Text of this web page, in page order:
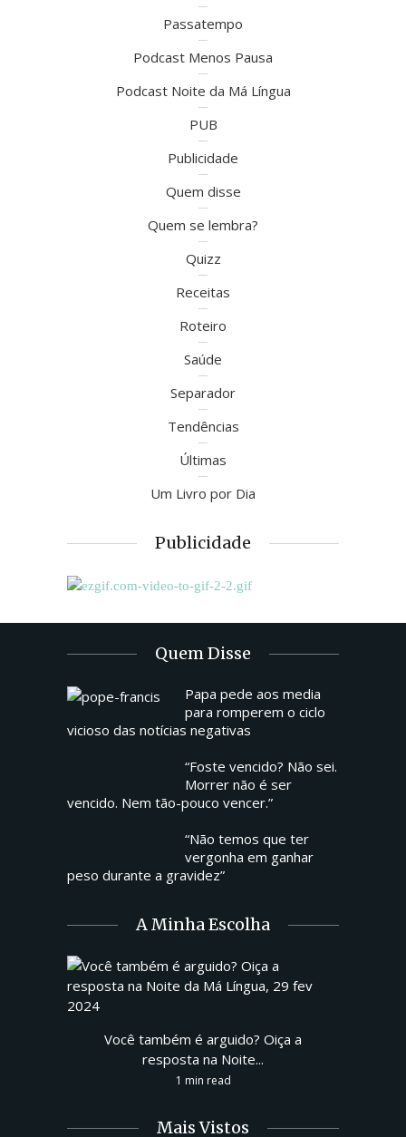
Passatempo
Podcast Menos Pausa
Podcast Noite da Má Língua
PUB
Publicidade
Quem disse
Quem se lembra?
Quizz
Receitas
Roteiro
Saúde
Separador
Tendências
Últimas
Um Livro por Dia
Publicidade
Quem Disse
Papa pede aos media
para romperem o ciclo
vicioso das notícias negativas
“Foste vencido? Não sei.
Morrer não é ser
vencido. Nem tão-pouco vencer.”
“Não temos que ter
vergonha em ganhar
peso durante a gravidez”
A Minha Escolha
Você também é arguido? Oiça a
resposta na Noite...
1 min read
Mais Vistos